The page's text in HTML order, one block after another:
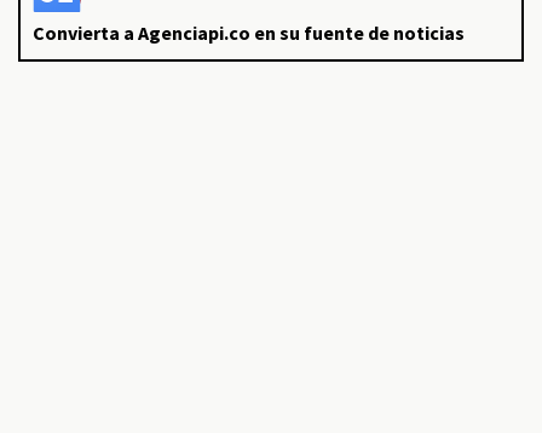
Convierta a Agenciapi.co en su fuente de noticias